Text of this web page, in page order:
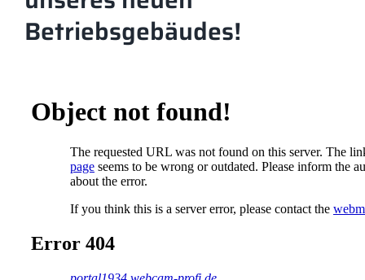
Betriebsgebäudes!